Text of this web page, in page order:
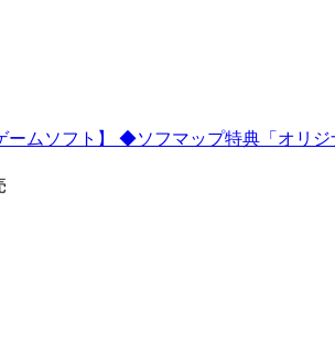
ームソフト】 ◆ソフマップ特典「オリ